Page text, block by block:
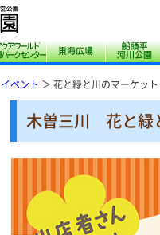
父江 ワイルドネイチャー
川サービスセンター
アクアワールド水郷
東海広場
イベント ＞ 花と緑と川のマーケット
木曽三川 花と緑